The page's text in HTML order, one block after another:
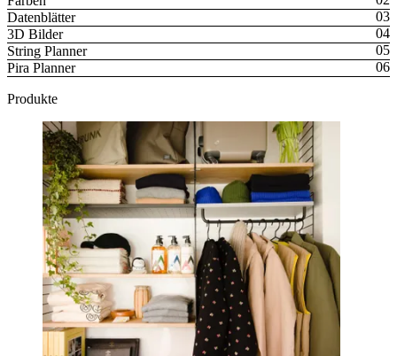
Datenblätter
3D Bilder
String Planner
Pira Planner
Produkte